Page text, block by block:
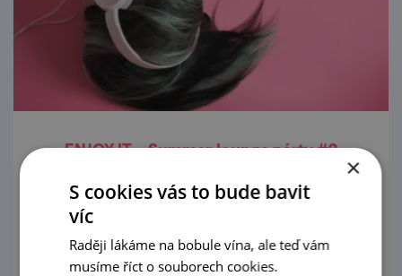
ENJOY IT. - Summer lounge párty #2
Přijď si užít nezapomenutelný letní večer
plný hudby, osvěžujících drinků a skvělé
×
S cookies vás to bude bavit
víc
Raději lákáme na bobule vína, ale teď vám
musíme říct o souborech cookies.